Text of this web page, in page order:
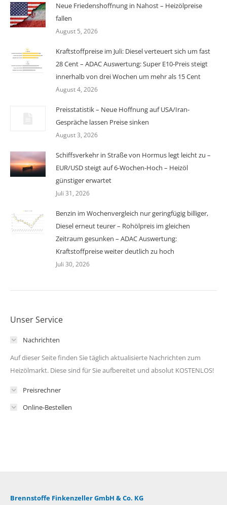
Neue Friedenshoffnung in Nahost – Heizölpreise
fallen
August 5, 2026
Kraftstoffpreise im Juli: Diesel verteuert sich um fast
28 Cent – ADAC Auswertung: Super E10-Preis steigt
innerhalb von drei Wochen um mehr als 15 Cent
August 4, 2026
Preisstatistik – Neue Hoffnung auf USA/Iran-
Gespräche lassen Preise sinken
August 3, 2026
Schiffsverkehr in Straße von Hormus legt leicht zu –
EUR/USD steigt auf 6-Wochen-Hoch – Heizöl
günstiger erwartet
Juli 31, 2026
Benzin im Wochenvergleich nur geringfügig billiger,
Diesel erneut teurer – Rohölpreis im gleichen
Zeitraum gesunken – ADAC Auswertung:
Kraftstoffpreise weiter deutlich zu hoch
Juli 30, 2026
Unser Service
Nachrichten
Auf dieser Seite finden Sie täglich aktualisierte Nachrichten zum
Heizölmarkt. Diese sind für Sie aufbereitet und absolut KOSTENLOS!
Preisrechner
Online-Bestellen
Brennstoffe Finkenzeller GmbH & Co. KG